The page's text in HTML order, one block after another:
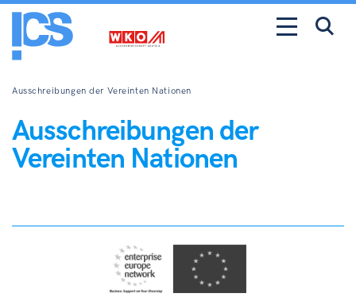
Ausschreibungen der Vereinten Nationen
Ausschreibungen der
Vereinten Nationen